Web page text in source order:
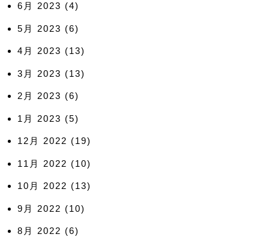
6月 2023 (4)
5月 2023 (6)
4月 2023 (13)
3月 2023 (13)
2月 2023 (6)
1月 2023 (5)
12月 2022 (19)
11月 2022 (10)
10月 2022 (13)
9月 2022 (10)
8月 2022 (6)